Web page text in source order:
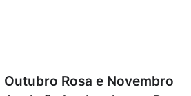
Outubro Rosa e Novembro